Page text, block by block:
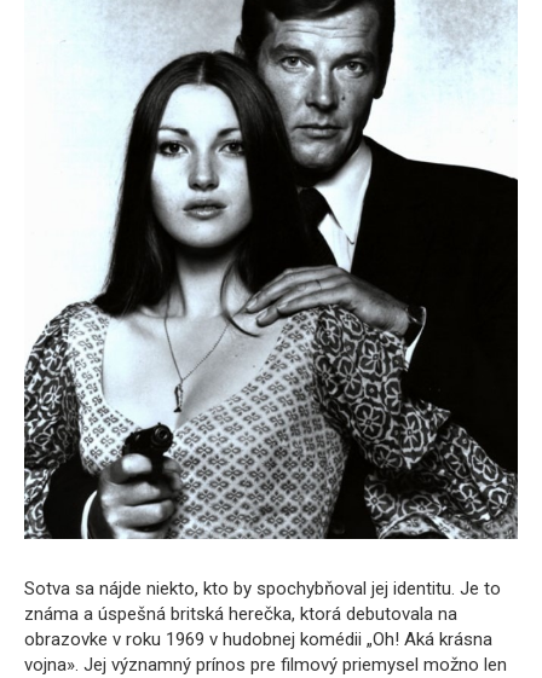
Sotva sa nájde niekto, kto by spochybňoval jej identitu. Je to
známa a úspešná britská herečka, ktorá debutovala na
obrazovke v roku 1969 v hudobnej komédii „Oh! Aká krásna
vojna». Jej významný prínos pre filmový priemysel možno len